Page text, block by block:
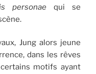
personae qui se
Jung alors jeune
dans les rêves
motifs ayant